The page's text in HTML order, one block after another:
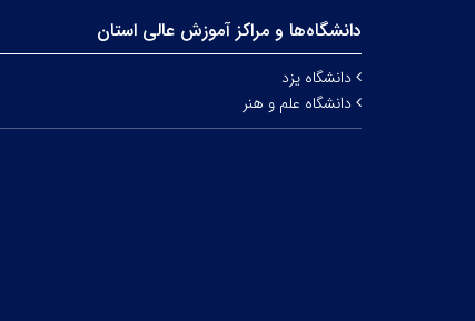
دانشگاه‌ها و مراکز آموزش عالی استان
دانشگاه یزد
دانشگاه علم و هنر